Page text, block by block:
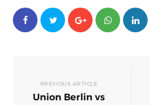
PREVIOUS ARTICLE
Union Berlin vs